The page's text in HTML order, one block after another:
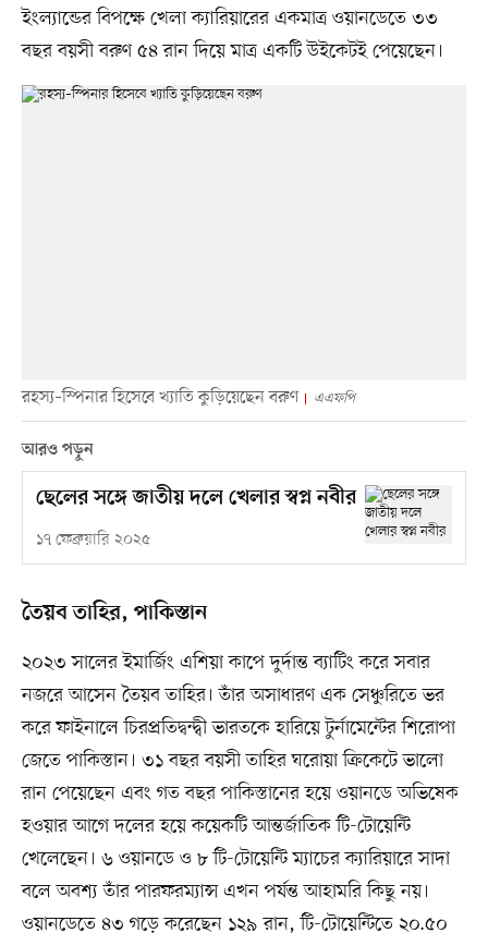
ইংল্যান্ডের বিপক্ষে খেলা ক্যারিয়ারের একমাত্র ওয়ানডেতে ৩৩
বছর বয়সী বরুণ ৫৪ রান দিয়ে মাত্র একটি উইকেটই পেয়েছেন।
রহস্য–স্পিনার হিসেবে খ্যাতি কুড়িয়েছেন বরুণ এএফপি
আরও পড়ুন
ছেলের সঙ্গে জাতীয় দলে খেলার স্বপ্ন নবীর
১৭ ফেব্রুয়ারি ২০২৫
তৈয়ব তাহির, পাকিস্তান
২০২৩ সালের ইমার্জিং এশিয়া কাপে দুর্দান্ত ব্যাটিং করে সবার
নজরে আসেন তৈয়ব তাহির। তাঁর অসাধারণ এক সেঞ্চুরিতে ভর
করে ফাইনালে চিরপ্রতিদ্বন্দ্বী ভারতকে হারিয়ে টুর্নামেন্টের শিরোপা
জেতে পাকিস্তান। ৩১ বছর বয়সী তাহির ঘরোয়া ক্রিকেটে ভালো
রান পেয়েছেন এবং গত বছর পাকিস্তানের হয়ে ওয়ানডে অভিষেক
হওয়ার আগে দলের হয়ে কয়েকটি আন্তর্জাতিক টি-টোয়েন্টি
খেলেছেন। ৬ ওয়ানডে ও ৮ টি-টোয়েন্টি ম্যাচের ক্যারিয়ারে সাদা
বলে অবশ্য তাঁর পারফরম্যান্স এখন পর্যন্ত আহামরি কিছু নয়।
ওয়ানডেতে ৪৩ গড়ে করেছেন ১২৯ রান, টি-টোয়েন্টিতে ২০.৫০